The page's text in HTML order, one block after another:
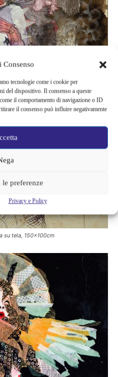
Consenso
tecnologie come i cookie per
del dispositivo. Il consenso a queste
il comportamento di navigazione o ID
il consenso può influire negativamente
preferenze
Privacy e Policy
su tela, 150x100cm